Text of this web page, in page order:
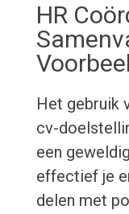
HR
Het gebruik
cv-
een
effectief je
delen met